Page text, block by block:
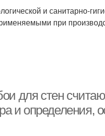
и санитарно-
при
для стен
и определения,